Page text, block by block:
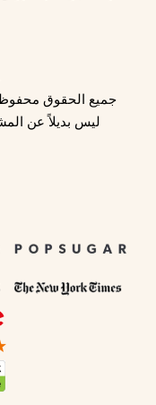
جميع الحقوق